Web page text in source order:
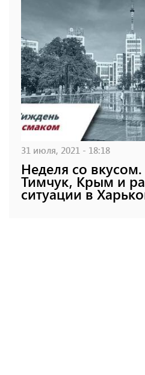
31 июля, 2021 - 18:18
Неделя со
Тимчук, Крым и
ситуации в